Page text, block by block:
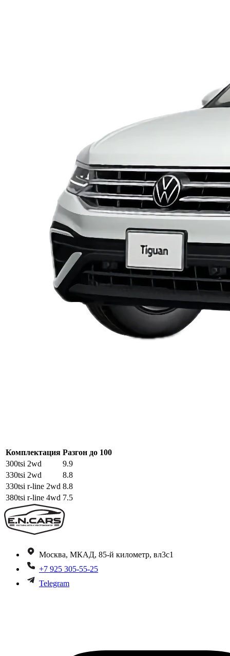
Комплектация Разгон до 100
300tsi 2wd
9.9
330tsi 2wd
8.8
330tsi r-line 2wd 8.8
380tsi r-line 4wd 7.5
Москва, МКАД, 85-й километр, вл3с1
+7 925 305-55-25
Telegram